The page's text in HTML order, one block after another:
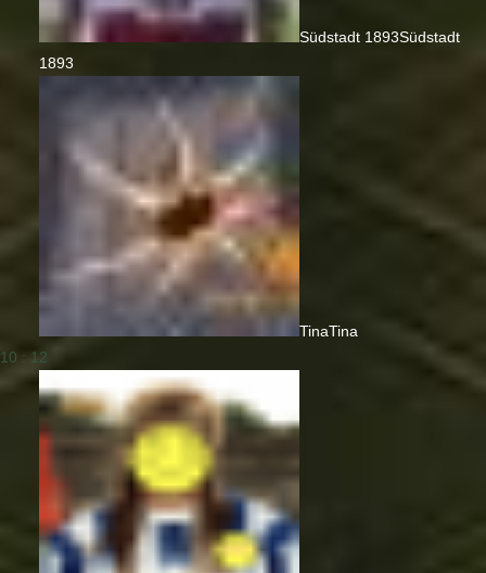
Südstadt 1893Südstadt
1893
TinaTina
10 : 12